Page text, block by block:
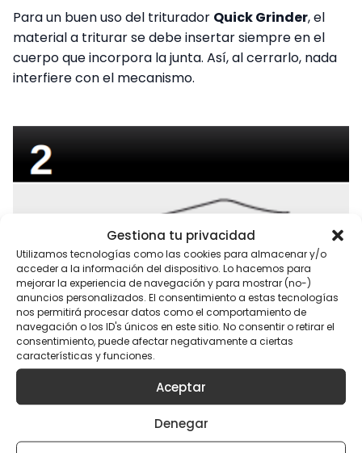
Gestiona tu privacidad
Utilizamos tecnologías como las cookies para almacenar y/o
acceder a la información del dispositivo. Lo hacemos para
mejorar la experiencia de navegación y para mostrar (no-)
anuncios personalizados. El consentimiento a estas tecnologías
nos permitirá procesar datos como el comportamiento de
navegación o los ID's únicos en este sitio. No consentir o retirar el
consentimiento, puede afectar negativamente a ciertas
características y funciones.
Aceptar
Denegar
Para un buen uso del triturador Quick Grinder, el
material a triturar se debe insertar siempre en el
cuerpo que incorpora la junta. Así, al cerrarlo, nada
interfiere con el mecanismo.